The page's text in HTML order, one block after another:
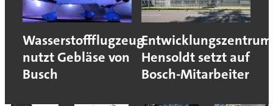
Wasserstoffflugzeug
nutzt Gebläse von
Busch
Hensoldt setzt auf
Bosch-Mitarbeiter